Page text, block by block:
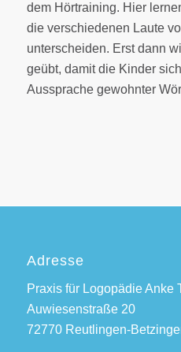
dem Hörtraining. Hier
die verschiedenen Laute
unterscheiden. Erst dann
geübt, damit die Kinder
Aussprache gewohnter
Adresse
Praxis für Logopädie Anke
Auwiesenstraße 20
72770 Reutlingen-